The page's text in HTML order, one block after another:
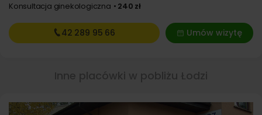
Konsultacja ginekologiczna
240 zł
Umów wizytę
42 289 95 66